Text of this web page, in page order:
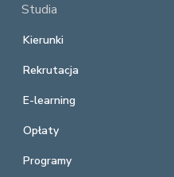
Studia
Kierunki
Rekrutacja
E-learning
Opłaty
Programy